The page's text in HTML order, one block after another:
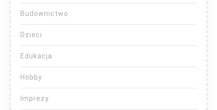
Budownictwo
Dzieci
Edukacja
Hobby
Imprezy